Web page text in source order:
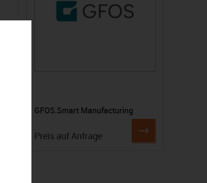
GFOS.Smart Manufacturing
Preis auf Anfrage